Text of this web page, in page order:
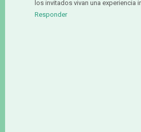
los invitados vivan una experiencia
Responder